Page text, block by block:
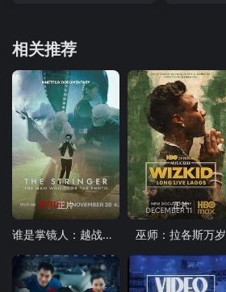
相关推荐
正片
谁是掌镜人：越战经典照片之谜
正片
巫师：拉各斯万岁